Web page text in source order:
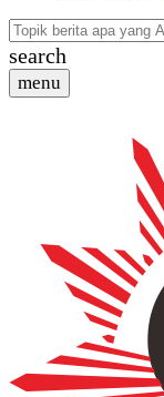
search
menu